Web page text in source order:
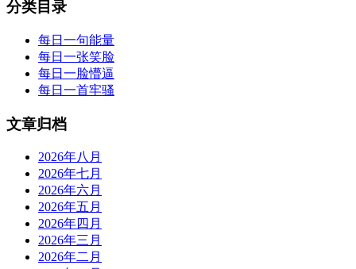
分类目录
每日一句能量
每日一张笑脸
每日一脸懵逼
每日一首牢骚
文章归档
2026年八月
2026年七月
2026年六月
2026年五月
2026年四月
2026年三月
2026年二月